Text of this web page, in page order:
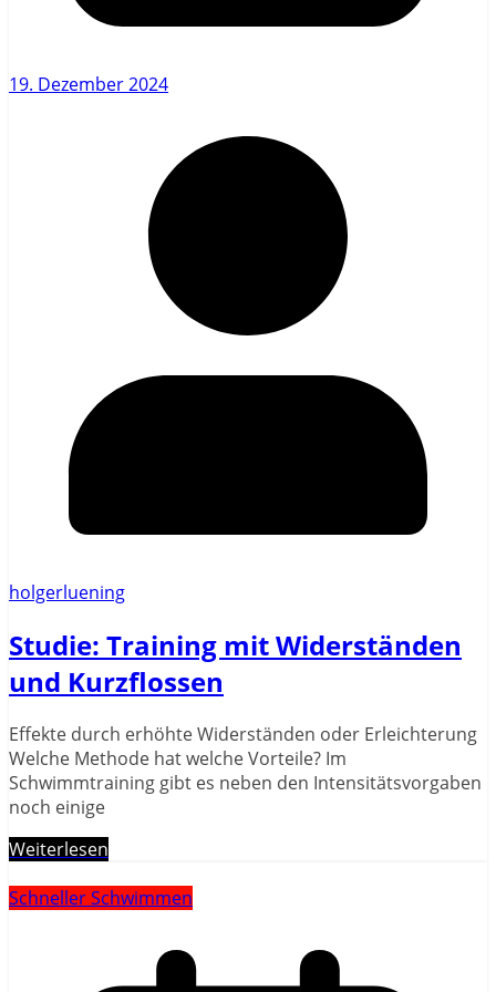
19. Dezember 2024
holgerluening
Studie: Training mit Widerständen
und Kurzflossen
Effekte durch erhöhte Widerständen oder Erleichterung
Welche Methode hat welche Vorteile? Im
Schwimmtraining gibt es neben den Intensitätsvorgaben
noch einige
Weiterlesen
Schneller Schwimmen